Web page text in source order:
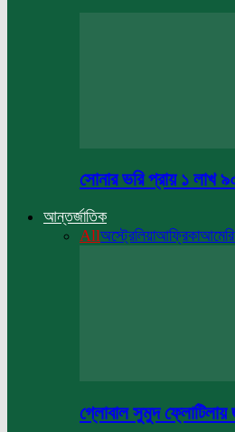
সোনার ভরি প্রায় ১ লাখ
আন্তর্জাতিক
Allঅস্ট্রেলিয়াআফ্রিকা
গ্লোবাল সুমুদ ফ্লোটিলায়